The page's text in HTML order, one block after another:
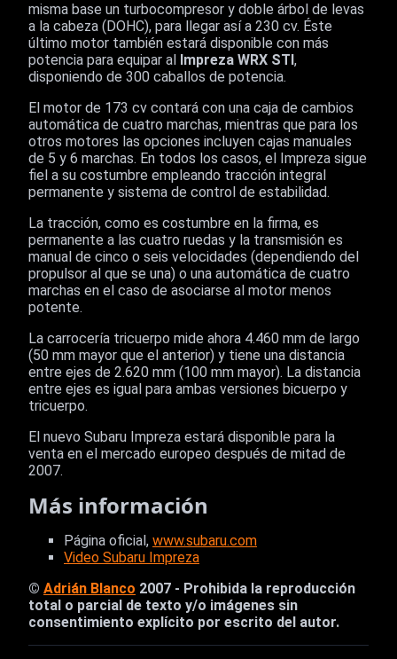
misma base un turbocompresor y doble árbol de levas
a la cabeza (DOHC), para llegar así a 230 cv. Éste
último motor también estará disponible con más
potencia para equipar al Impreza WRX STI,
disponiendo de 300 caballos de potencia.
El motor de 173 cv contará con una caja de cambios
automática de cuatro marchas, mientras que para los
otros motores las opciones incluyen cajas manuales
de 5 y 6 marchas. En todos los casos, el Impreza sigue
fiel a su costumbre empleando tracción integral
permanente y sistema de control de estabilidad.
La tracción, como es costumbre en la firma, es
permanente a las cuatro ruedas y la transmisión es
manual de cinco o seis velocidades (dependiendo del
propulsor al que se una) o una automática de cuatro
marchas en el caso de asociarse al motor menos
potente.
La carrocería tricuerpo mide ahora 4.460 mm de largo
(50 mm mayor que el anterior) y tiene una distancia
entre ejes de 2.620 mm (100 mm mayor). La distancia
entre ejes es igual para ambas versiones bicuerpo y
tricuerpo.
El nuevo Subaru Impreza estará disponible para la
venta en el mercado europeo después de mitad de
2007.
Más información
Página oficial, www.subaru.com
Video Subaru Impreza
© Adrián Blanco 2007 - Prohibida la reproducción
total o parcial de texto y/o imágenes sin
consentimiento explícito por escrito del autor.